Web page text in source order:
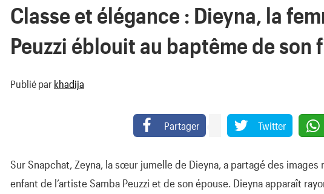
Classe et élégance : Dieyna, la
Peuzzi éblouit au baptême de son
Publié par khadija
Partager Twitter
Sur Snapchat, Zeyna, la sœur jumelle de Dieyna, a partagé des
enfant de l’artiste Samba Peuzzi et de son épouse. Dieyna apparaît